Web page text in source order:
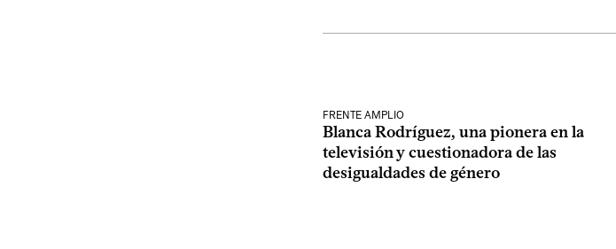
FRENTE AMPLIO
Blanca Rodríguez, una pionera en la
televisión y cuestionadora de las
desigualdades de género